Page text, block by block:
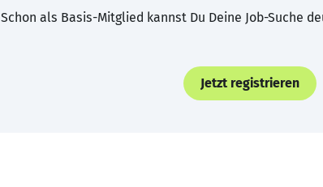
Schon als Basis-Mitglied kannst Du Deine Job-Suche
Jetzt registrieren